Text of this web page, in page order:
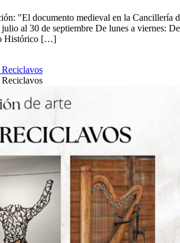
"El documento medieval en la Cancillería
al 30 de septiembre De lunes a viernes: De
Histórico […]